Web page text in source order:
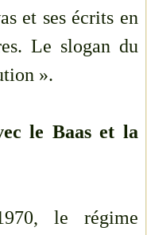
et ses écrits en
Le slogan du
».
le Baas et la
le régime